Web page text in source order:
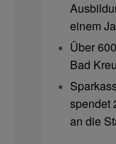
einem
Über
Bad
spendet
an die